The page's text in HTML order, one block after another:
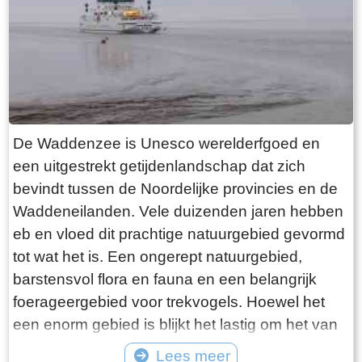
want deze is aan de binnenkant ook de moeite
waard. Er hangt een aantal historische houten
rouwborden aan de muur. In de huizen brandt
licht en de kachel. Aan de andere kant van de
terp loop je weer naar beneden, nu via voetpad
van gele klinkers. Als je daarna links aanhoudt
kom je gewoon weer uit waar je bent begonnen.
Het is moeilijk voor te stellen dat een dergelijk
terp ooit door mensenhanden is gemaakt.
Terpen hadden een belangrijke functie als
bescherming tegen overstromingen vanuit zee.
Na de aanleg van dijken werden ze, ontdaan
van hun nut, voor het grootste deel weer
afgegraven. De vruchtbare grond naar elders
verscheept. Hoe rigoureus deze vorm van
De Waddenzee is Unesco werelderfgoed en
een uitgestrekt getijdenlandschap dat zich
bevindt tussen de Noordelijke provincies en de
Waddeneilanden. Vele duizenden jaren hebben
eb en vloed dit prachtige natuurgebied gevormd
tot wat het is. Een ongerept natuurgebied,
barstensvol flora en fauna en een belangrijk
foerageergebied voor trekvogels. Hoewel het
een enorm gebied is blijkt het lastig om het van
dichtbij te zien en ervaren. Natuurlijk kun je in
Lees meer